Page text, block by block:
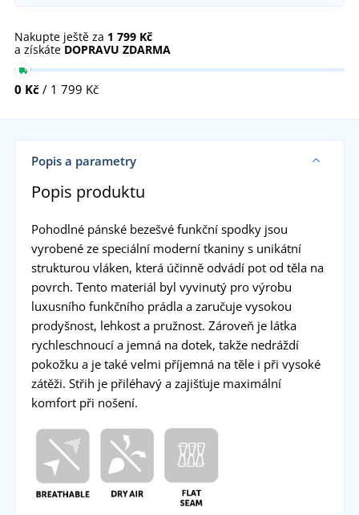
Nakupte ještě za 1 799 Kč
a získáte DOPRAVU ZDARMA
0 Kč / 1 799 Kč
Popis a parametry
Popis produktu
Pohodlné pánské bezešvé funkční spodky jsou
vyrobené ze speciální moderní tkaniny s unikátní
strukturou vláken, která účinně odvádí pot od těla na
povrch. Tento materiál byl vyvinutý pro výrobu
luxusního funkčního prádla a zaručuje vysokou
prodyšnost, lehkost a pružnost. Zároveň je látka
rychleschnoucí a jemná na dotek, takže nedráždí
pokožku a je také velmi příjemná na těle i při vysoké
zátěži. Střih je přiléhavý a zajišťuje maximální
komfort při nošení.